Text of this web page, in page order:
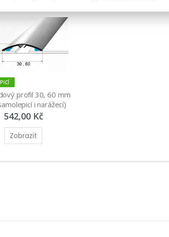
profil 30, 60 mm
i narážecí)
542,00 Kč
Zobrazit